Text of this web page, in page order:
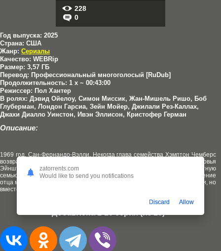
228
0
Год выпуска: 2025
Страна: США
Жанр: Сериалы
Качество: WEBRip
Размер: 3,57 ГБ
Перевод: Профессиональный многоголосый [RuDub]
Продолжительность: 1 x ~ 00:43:00
Режиссер: Пол Хантер
В ролях: Дэвид Ойелоу, Симон Миссик, Жан-Мишель Ришо, Боб
Глуберман, Лондон Гарсиа, Зейн Мойер, Джилали Рез-Каллах,
Джахи Диалло Уинстон, Ивэн Эллисон, Кристофер Герман
Описание:
1969 год, Сан-Фернандо-Вэлли. Некогда глава семейства Хэмптон Чемберс
возвращается из тюрьмы к своей семье. Но его жена Астория и сыновья
Эйнштейн и Харрисон создали гармоничную, но не совсем стандартную
семью, в которой научились жить по собственным правилам. Возвращение
отца может нарушить хрупкий уклад уже привычной жизни членов семьи, но
вместе с тем может открыть новые горизонты, мечты и цели.
zatorrents.com
Would like to send you notifications
Discard Allow